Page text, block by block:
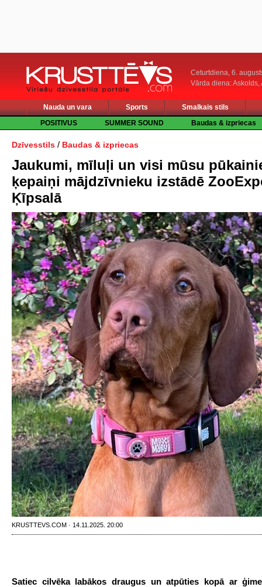
Ceturtdiena, 6.
Vārda diena: Askolds,
Nauda un vara Sports
Smalkais stils
POSITIVUS
SUMMER SOUND Baudas & izpriecas
Dzīvesstils / Baudas & izpriecas
Jaukumi, mīluļi un visi mūsu
ķepaiņi mājdzīvnieku izstādē
Ķīpsalā
KRUSTTEVS.COM · 14.11.2025. 20:00
Satiec cilvēka labākos draugus un atpūties kopā ar